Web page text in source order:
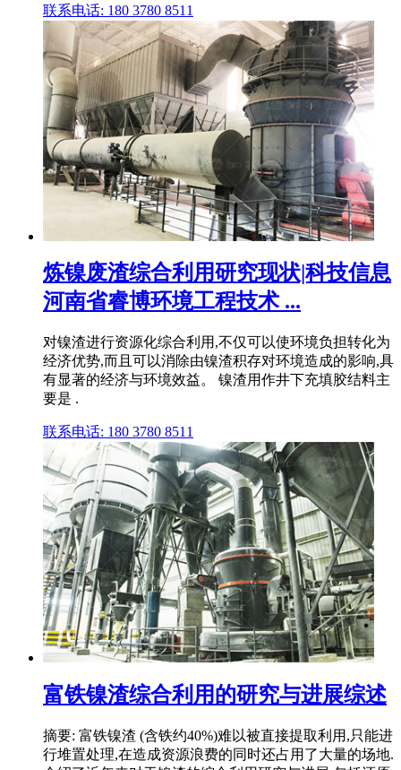
联系电话: 180 3780 8511
炼镍废渣综合利用研究现状|科技信息
河南省睿博环境工程技术 ...
对镍渣进行资源化综合利用,不仅可以使环境负担转化为
经济优势,而且可以消除由镍渣积存对环境造成的影响,具
有显著的经济与环境效益。 镍渣用作井下充填胶结料主
要是 .
联系电话: 180 3780 8511
富铁镍渣综合利用的研究与进展综述
摘要: 富铁镍渣 (含铁约40%)难以被直接提取利用,只能进
行堆置处理,在造成资源浪费的同时还占用了大量的场地.